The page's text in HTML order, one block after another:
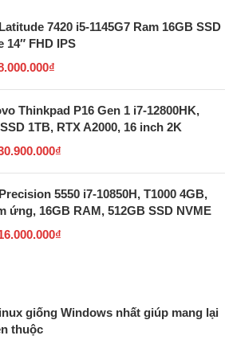
7420 i5-1145G7 Ram 16GB SSD
14″ FHD IPS
₫
Thinkpad P16 Gen 1 i7-12800HK,
1TB, RTX A2000, 16 inch 2K
₫
5550 i7-10850H, T1000 4GB,
ứng, 16GB RAM, 512GB SSD NVME
₫
giống Windows nhất giúp mang lại
thuộc